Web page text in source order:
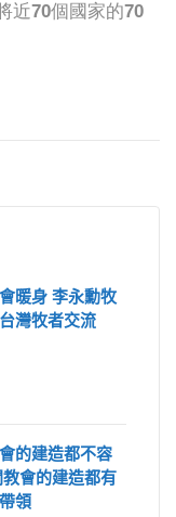
近70個國家的70
暖身 李永勳牧
灣牧者交流
的建造都不容
會的建造都有
領